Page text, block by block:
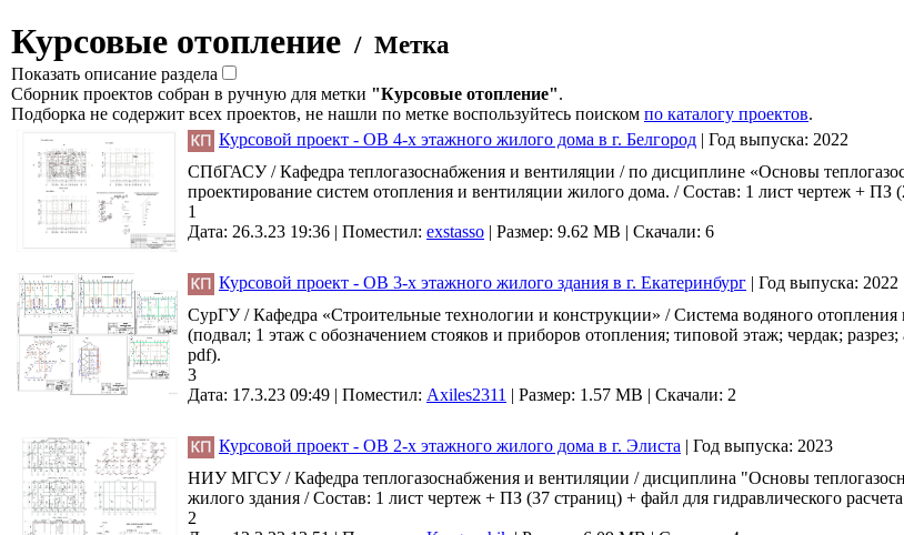
Курсовые отопление / Метка
Показать описание раздела
Сборник проектов собран в ручную для метки "Курсовые отопление".
Подборка не содержит всех проектов, не нашли по метке воспользуйтесь поиском по каталогу проектов.
Курсовой проект - ОВ 4-х этажного жилого дома в г. Белгород | Год выпуска: 2022
СПбГАСУ / Кафедра теплогазоснабжения и вентиляции / по дисциплине «Основы
проектирование систем отопления и вентиляции жилого дома. / Состав: 1 лист чертеж + ПЗ
1
Дата: 26.3.23 19:36 | Поместил: exstasso | Размер: 9.62 MB | Скачали: 6
Курсовой проект - ОВ 3-х этажного жилого здания в г. Екатеринбург | Год выпуска: 2022
СурГУ / Кафедра «Строительные технологии и конструкции» / Система водяного отопления
(подвал; 1 этаж с обозначением стояков и приборов отопления; типовой этаж; чердак;
pdf).
3
Дата: 17.3.23 09:49 | Поместил: Axiles2311 | Размер: 1.57 MB | Скачали: 2
Курсовой проект - ОВ 2-х этажного жилого дома в г. Элиста | Год выпуска: 2023
НИУ МГСУ / Кафедра теплогазоснабжения и вентиляции / дисциплина "Основы
жилого здания / Состав: 1 лист чертеж + ПЗ (37 страниц) + файл для гидравлического
2